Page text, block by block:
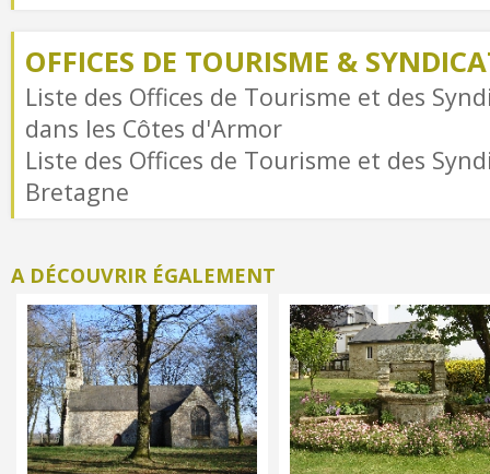
OFFICES DE TOURISME &
Liste des Offices de Tourisme et des
dans les Côtes d'Armor
Liste des Offices de Tourisme et des
Bretagne
A DÉCOUVRIR ÉGALEMENT